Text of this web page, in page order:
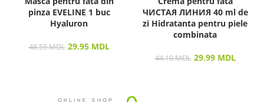
pinza EVELINE 1 buc
Hyaluron
48.55MDL 29.95 MDL
ЧИСТАЯ ЛИНИЯ 40 ml de
zi Hidratanta pentru piele
combinata
44.10MDL 29.99 MDL